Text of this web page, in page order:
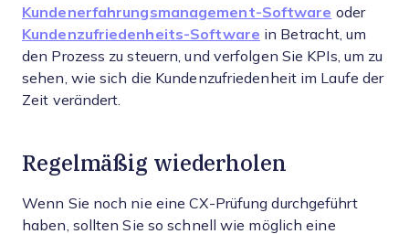
Kundenerfahrungsmanagement-Software oder
Kundenzufriedenheits-Software in Betracht, um
den Prozess zu steuern, und verfolgen Sie KPIs, um zu
sehen, wie sich die Kundenzufriedenheit im Laufe der
Zeit verändert.
Regelmäßig wiederholen
Wenn Sie noch nie eine CX-Prüfung durchgeführt
haben, sollten Sie so schnell wie möglich eine